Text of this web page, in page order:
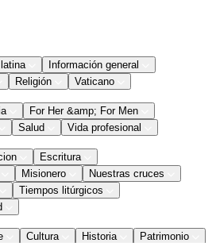
Información general
Religión Vaticano
For Her &amp; For Men
Salud Vida profesional
Escritura
Misionero
Nuestras cruces
Tiempos litúrgicos
Cultura Historia
Patrimonio